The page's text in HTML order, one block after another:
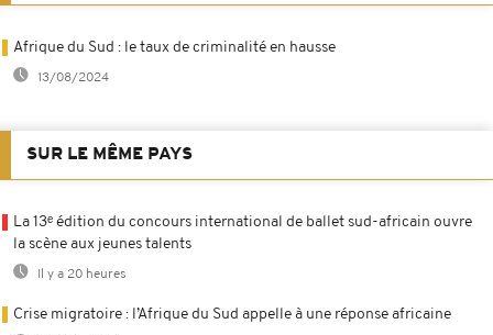
Afrique du Sud : le taux de criminalité en hausse
13/08/2024
SUR LE MÊME PAYS
La 13ᵉ édition du concours international de ballet sud-africain ouvre
la scène aux jeunes talents
Il y a 20 heures
Crise migratoire : l’Afrique du Sud appelle à une réponse africaine